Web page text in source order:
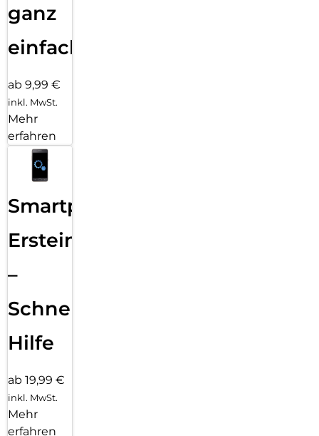
ganz
einfach
ab 9,99 €
inkl. MwSt.
Mehr
erfahren
Smartphone
Ersteinrichtung
–
Schnelle
Hilfe
ab 19,99 €
inkl. MwSt.
Mehr
erfahren